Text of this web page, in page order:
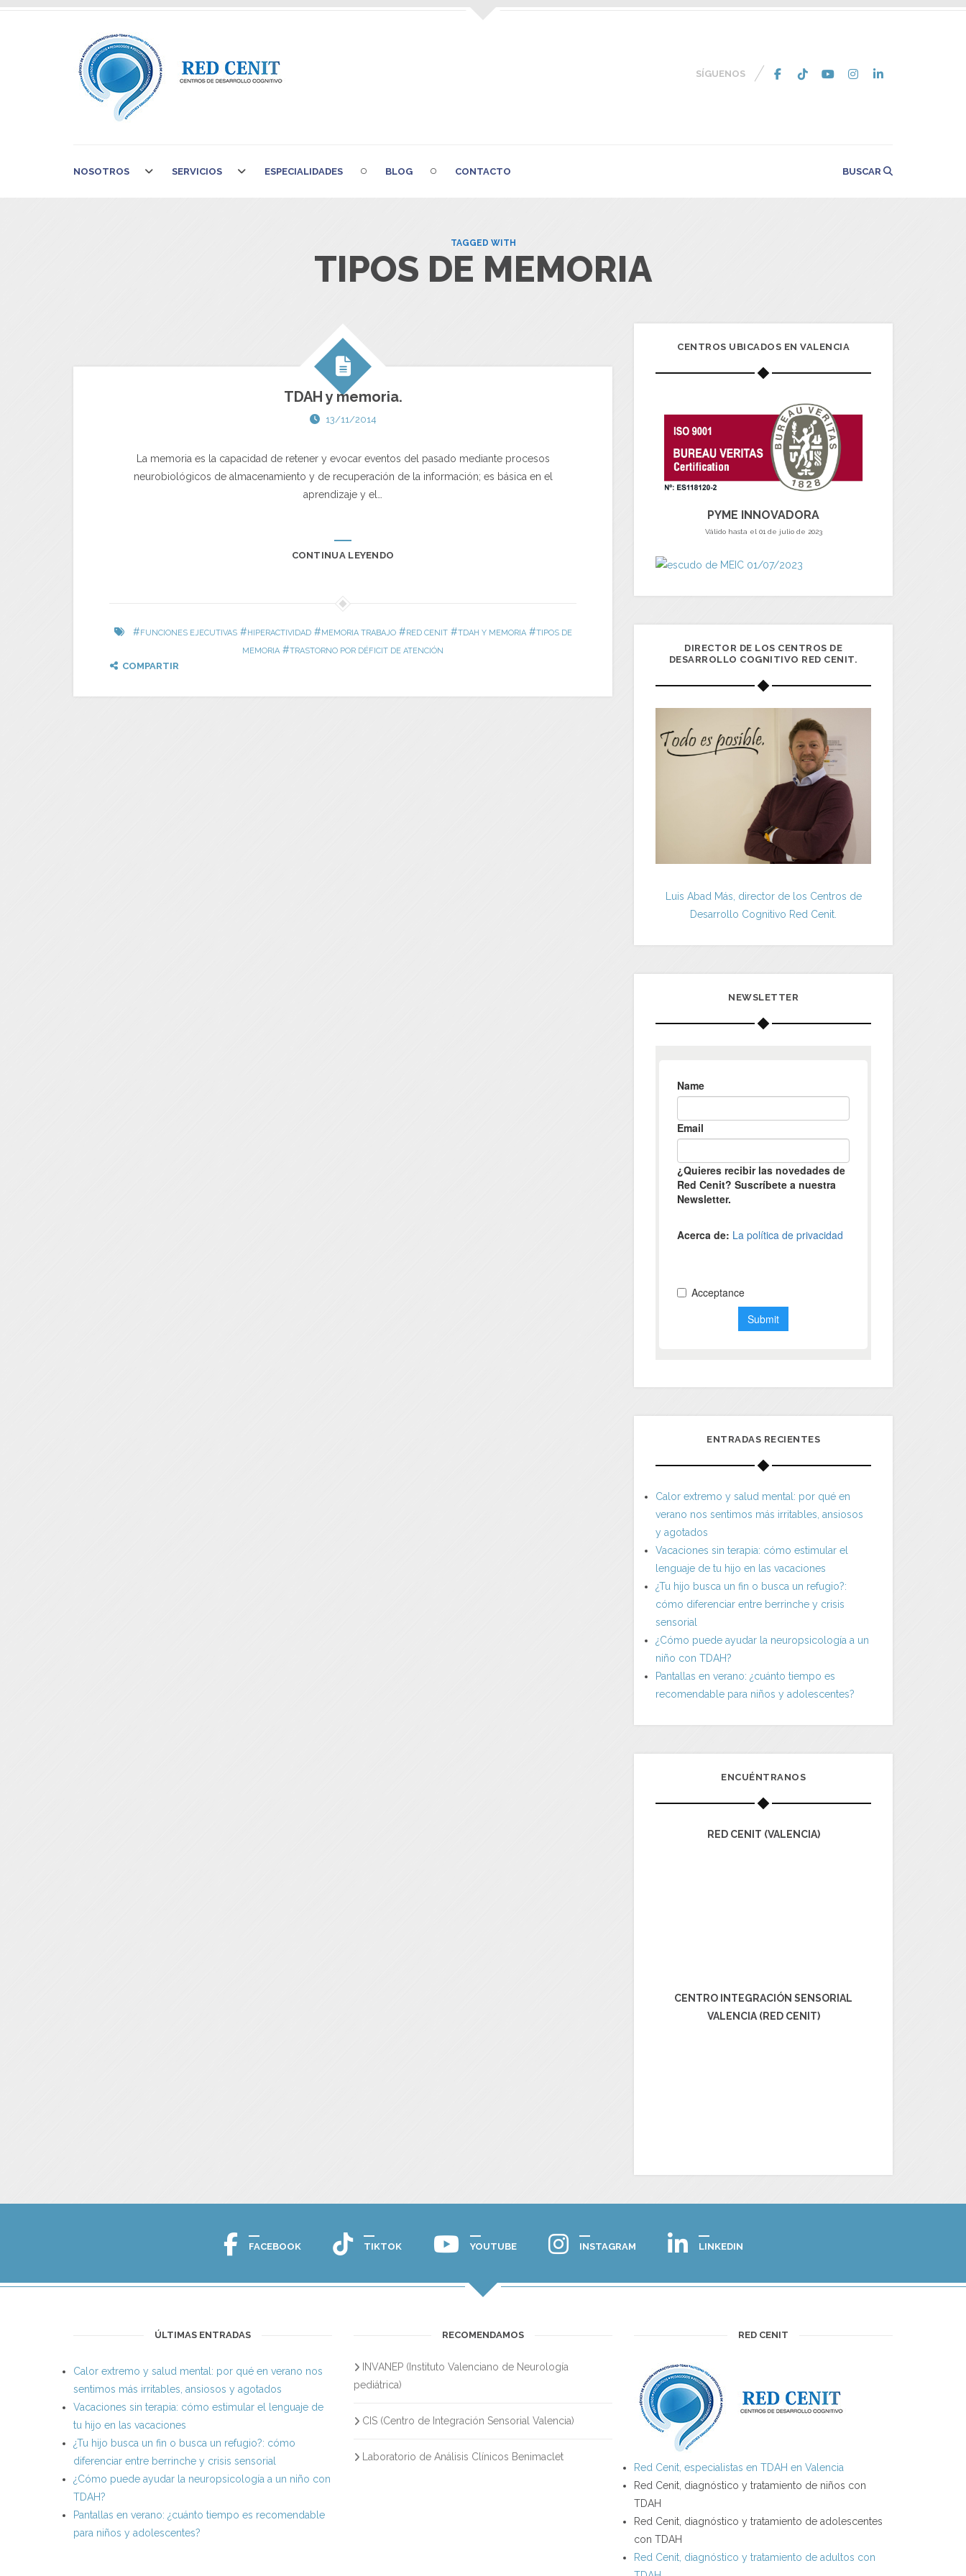
SÍGUENOS
NOSOTROS SERVICIOS ESPECIALIDADES BLOG CONTACTO BUSCAR
TAGGED WITH
TIPOS DE MEMORIA
TDAH y memoria.
13/11/2014
La memoria es la capacidad de retener y evocar eventos del pasado mediante procesos
neurobiológicos de almacenamiento y de recuperación de la información; es básica en el
aprendizaje y el…
CONTINUA LEYENDO
#FUNCIONES EJECUTIVAS#HIPERACTIVIDAD#MEMORIA TRABAJO#RED CENIT#TDAH Y MEMORIA#TIPOS DE
MEMORIA #TRASTORNO POR DÉFICIT DE ATENCIÓN
COMPARTIR
CENTROS UBICADOS EN VALENCIA
PYME INNOVADORA
Válido hasta el 01 de julio de 2023
DIRECTOR DE LOS CENTROS DE
DESARROLLO COGNITIVO RED CENIT.
Luis Abad Más, director de los Centros de
Desarrollo Cognitivo Red Cenit.
NEWSLETTER
ENTRADAS RECIENTES
Calor extremo y salud mental: por qué en
verano nos sentimos más irritables, ansiosos
y agotados
Vacaciones sin terapia: cómo estimular el
lenguaje de tu hijo en las vacaciones
¿Tu hijo busca un fin o busca un refugio?:
cómo diferenciar entre berrinche y crisis
sensorial
¿Cómo puede ayudar la neuropsicología a un
niño con TDAH?
Pantallas en verano: ¿cuánto tiempo es
recomendable para niños y adolescentes?
ENCUÉNTRANOS
RED CENIT (VALENCIA)
CENTRO INTEGRACIÓN SENSORIAL
VALENCIA (RED CENIT)
FACEBOOK TIKTOK YOUTUBE INSTAGRAM LINKEDIN
ÚLTIMAS ENTRADAS
Calor extremo y salud mental: por qué en verano nos
sentimos más irritables, ansiosos y agotados
Vacaciones sin terapia: cómo estimular el lenguaje de
tu hijo en las vacaciones
¿Tu hijo busca un fin o busca un refugio?: cómo
diferenciar entre berrinche y crisis sensorial
¿Cómo puede ayudar la neuropsicología a un niño con
TDAH?
Pantallas en verano: ¿cuánto tiempo es recomendable
para niños y adolescentes?
RECOMENDAMOS
INVANEP (Instituto Valenciano de Neurología
pediátrica)
CIS (Centro de Integración Sensorial Valencia)
Laboratorio de Análisis Clínicos Benimaclet
RED CENIT
Red Cenit, especialistas en TDAH en Valencia
Red Cenit, diagnóstico y tratamiento de niños con
TDAH
Red Cenit, diagnóstico y tratamiento de adolescentes
con TDAH
Red Cenit, diagnóstico y tratamiento de adultos con